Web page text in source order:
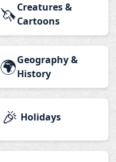
🦄Creatures &
Cartoons
🌍Geography &
History
🎉 Holidays